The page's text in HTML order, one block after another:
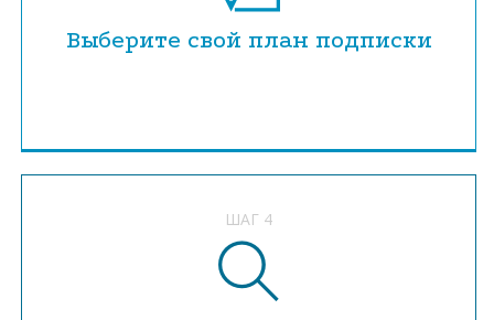
Выберите свой план подписки
ШАГ 4